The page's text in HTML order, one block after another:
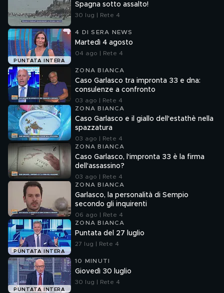
Spagna sotto assalto!
30 lug | Rete 4
PUNTATA INTERA
4 DI SERA NEWS
Martedì 4 agosto
04 ago | Rete 4
ZONA BIANCA
Caso Garlasco tra impronta 33 e dna:
consulenze a confronto
03 ago | Rete 4
ZONA BIANCA
Caso Garlasco e il giallo dell'estathè nella
spazzatura
03 ago | Rete 4
ZONA BIANCA
Caso Garlasco, l'impronta 33 è la firma
dell'assassino?
03 ago | Rete 4
ZONA BIANCA
Garlasco, la personalità di Sempio
secondo gli inquirenti
06 ago | Rete 4
PUNTATA INTERA
ZONA BIANCA
Puntata del 27 luglio
27 lug | Rete 4
PUNTATA INTERA
10 MINUTI
Giovedì 30 luglio
30 lug | Rete 4